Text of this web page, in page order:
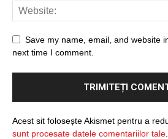
Save my name, email, and website
next time I comment.
Acest sit folosește Akismet pentru a
sunt procesate datele comentariilor tale